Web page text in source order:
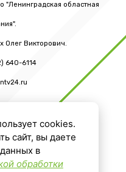
"Ленинградская областная
Олег Викторович.
640-6114
cookies.
сайт, вы даете
в
обработки